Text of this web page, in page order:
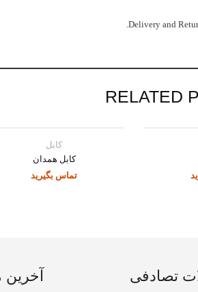
Delivery and
RELATED
کابل
کابل همدان
تماس بگیرید
تصادفی